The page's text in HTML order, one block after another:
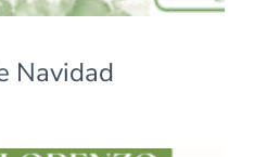
Navidad